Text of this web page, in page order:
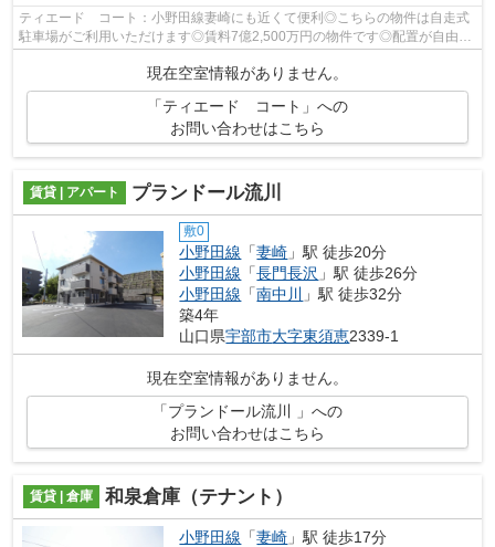
ティエード コート：小野田線妻崎にも近くて便利◎こちらの物件は自走式
駐車場がご利用いただけます◎賃料7億2,500万円の物件です◎配置が自由な
現在空室情報がありません。
「ティエード コート」への
お問い合わせはこちら
賃貸 | アパート プランドール流川
敷0
小野田線 「妻崎 」駅 徒歩20分
小野田線 「長門長沢 」駅 徒歩26分
小野田線 「南中川
」駅 徒歩32分
築4年
山口県宇部市大字東須恵2339-1
現在空室情報がありません。
「プランドール流川 」への
お問い合わせはこちら
賃貸 | 倉庫 和泉倉庫（テナント）
小野田線 「妻崎 」駅 徒歩17分